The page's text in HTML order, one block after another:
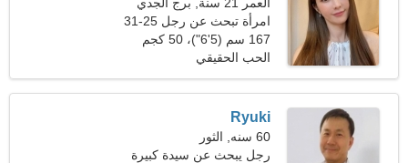
امرأة تبحث عن رجل 25-31
167 سم (5'6")، 50 كجم
(110 رطل)
الحب الحقيقي
Ryuki
60 سنه, الثور
رجل يبحث عن سيدة كبيرة